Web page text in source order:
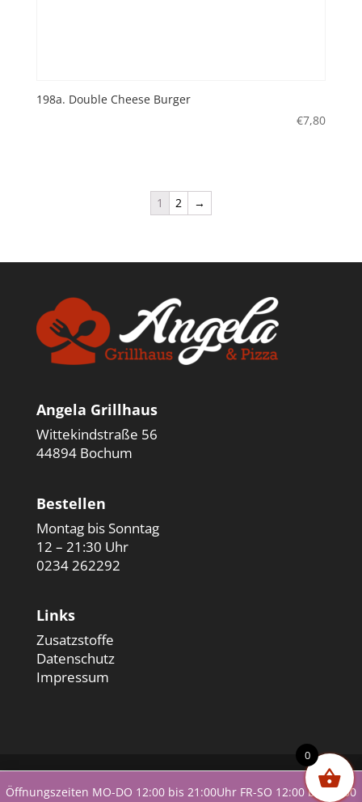
198a. Double Cheese Burger
€7,80
1 2 →
Angela Grillhaus
Wittekindstraße 56
44894 Bochum
Bestellen
Montag bis Sonntag
12 – 21:30 Uhr
0234 262292
Links
Zusatzstoffe
Datenschutz
Impressum
Öffnungszeiten MO-DO 12:00 bis 21:00Uhr FR-SO 12:00 bis 21:30
0